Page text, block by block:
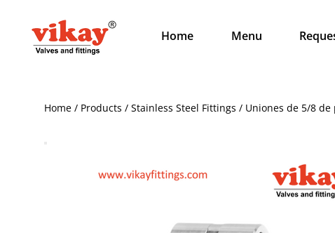
Home Menu
Home / Products / Stainless Steel Fittings / Uniones de 5/8